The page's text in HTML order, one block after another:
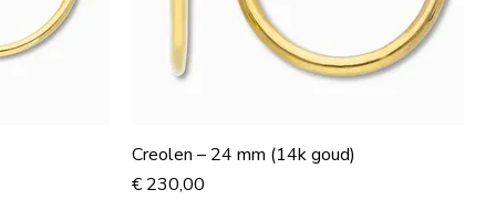
Creolen – 24 mm (14k goud)
Prijs
€ 230,00